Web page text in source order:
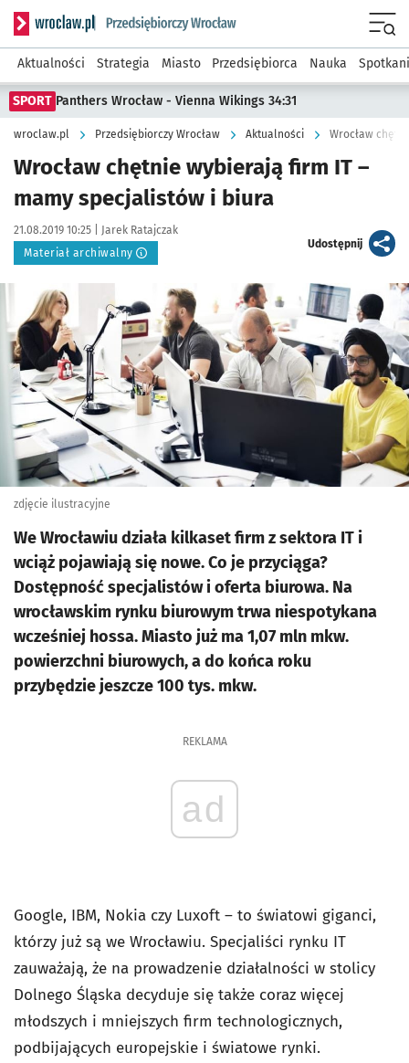
Serwis informacyjny wroclaw.pl podserwis: Strategia
Aktualności Strategia Miasto Przedsiębiorca Nauka
SPORT Panthers Wrocław - Vienna Wikings 34:31
wroclaw.pl Przedsiębiorczy Wrocław Aktualności Wrocław
Wrocław chętnie wybierają firm IT –
mamy specjalistów i biura
Data publikacji:
21.08.2019 10:25 | Autor:
Jarek Ratajczak
Materiał archiwalny
Udostępnijartykuł
Kliknij, aby powiększyć
zdjęcie ilustracyjne
We Wrocławiu działa kilkaset firm z sektora IT i
wciąż pojawiają się nowe. Co je przyciąga?
Dostępność specjalistów i oferta biurowa. Na
wrocławskim rynku biurowym trwa niespotykana
wcześniej hossa. Miasto już ma 1,07 mln mkw.
powierzchni biurowych, a do końca roku
przybędzie jeszcze 100 tys. mkw.
REKLAMA
ad
Google, IBM, Nokia czy Luxoft – to światowi giganci,
którzy już są we Wrocławiu. Specjaliści rynku IT
zauważają, że na prowadzenie działalności w stolicy
Dolnego Śląska decyduje się także coraz więcej
młodszych i mniejszych firm technologicznych,
podbijających europejskie i światowe rynki.